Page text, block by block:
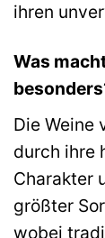
ihren
Was
Die Weine
durch ihre
Charakter
größter
wobei